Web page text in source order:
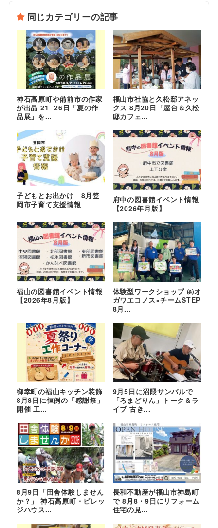
同じカテゴリーの記事
神石高原町や備前市の作家
が出品 21─26日「夏の作
品展」を...
福山市社協と久松邸アネッ
クス 8月20日「屋台＆久松
邸カフェ...
子どもとお出かけ 8月笠
岡市子育て支援情報
府中の図書館イベント情報
【2026年月版】
福山の図書館イベント情報
【2026年8月版】
体験型ワークショップ ㈱オ
ガワエコノス×チームSTEP
8月...
御幸町の福山キッチン装飾
8月8日に恒例の「感謝祭」
開催 工...
9月5日に沼隈サンパルで
「ろまどりん」トーク＆ラ
イブ 古き...
8月9日「田舎体験しません
か？」 神石高原町・ビレッ
ジハウス...
長和不動産が福山市神島町
で 8月8・9日にリフォーム
住宅の見...